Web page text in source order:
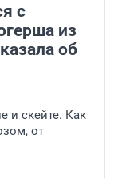
с
из
об
и скейте. Как
от